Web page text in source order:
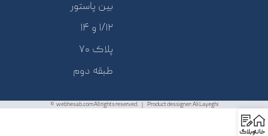
بین پاستور
۱/۱۲ و ۱۴
پلاک ۷۰
طبقه دوم
webhesab.com All rights reserved. | Product dessigner: Ali Layeghi ©
خانهوبلاگ